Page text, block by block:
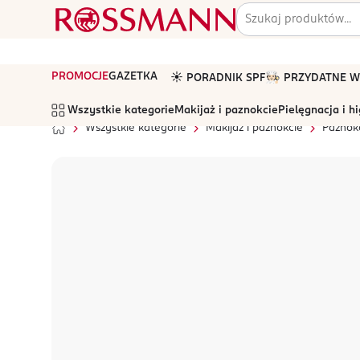
PROMOCJEGAZETKA ☀️ PORADNIK SPF🧑🏻‍🍳 PRZYDATNE
Wszystkie kategorie Makijaż i paznokcie Pielęgnacja i
Wszystkie kategorie
Makijaż i paznokcie